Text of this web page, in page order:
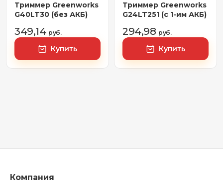
Триммер Greenworks
G40LT30 (без АКБ)
349,14 руб.
Купить
Триммер Greenworks
G24LT251 (с 1-им АКБ)
294,98 руб.
Купить
Компания